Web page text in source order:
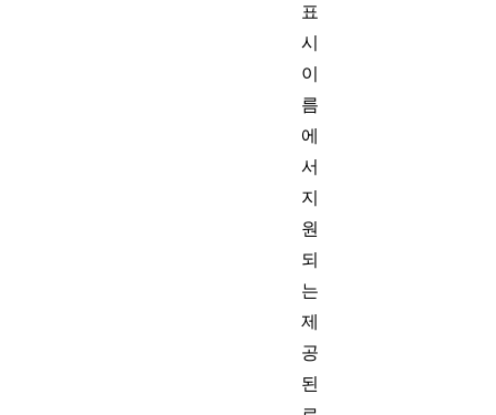
표
시
이
름
에
서
지
원
되
는
제
공
된